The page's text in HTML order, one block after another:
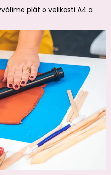
plát o velikosti A4 a